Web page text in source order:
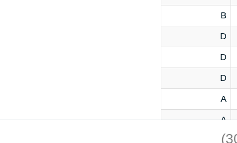
B
D
D
D
A
A
C